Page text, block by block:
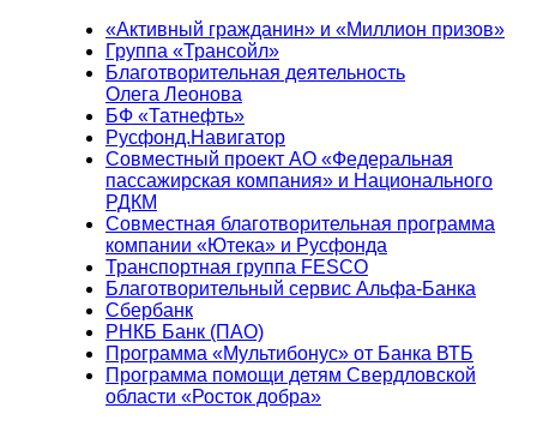
«Активный гражданин» и «Миллион призов»
Группа «Трансойл»
Благотворительная деятельность
Олега Леонова
БФ «Татнефть»
Русфонд.Навигатор
Совместный проект АО «Федеральная
пассажирская компания» и Национального
РДКМ
Совместная благотворительная программа
компании «Ютека» и Русфонда
Транспортная группа FESCO
Благотворительный сервис Альфа-Банка
Сбербанк
РНКБ Банк (ПАО)
Программа «Мультибонус» от Банка ВТБ
Программа помощи детям Свердловской
области «Росток добра»